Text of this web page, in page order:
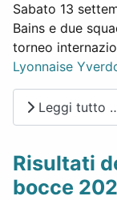
Sabato 13
Bains e due
torneo
Lyonnaise
Leggi tutto
Risultati
bocce